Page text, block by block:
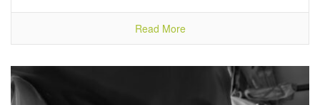
Read More